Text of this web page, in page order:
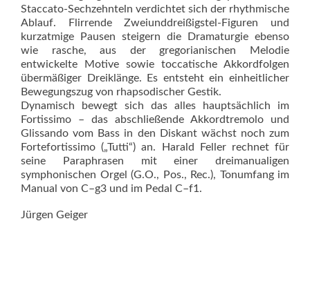
Staccato-Sechzehnteln verdichtet sich der rhythmische
Ablauf. Flirrende Zweiunddreißigstel-Figuren und
kurzatmige Pausen steigern die Dramaturgie ebenso
wie rasche, aus der gregorianischen Melodie
entwickelte Motive sowie toccatische Akkordfolgen
übermäßiger Dreiklänge. Es entsteht ein einheitlicher
Bewegungszug von rhapsodischer Gestik.
Dynamisch bewegt sich das alles hauptsächlich im
Fortissimo – das abschließende Akkordtremolo und
Glissando vom Bass in den Diskant wächst noch zum
Fortefortissimo („Tutti“) an. Harald Feller rechnet für
seine Paraphrasen mit einer dreimanualigen
symphonischen Orgel (G.O., Pos., Rec.), Tonumfang im
Manual von C–g3 und im Pedal C–f1.
Jürgen Geiger